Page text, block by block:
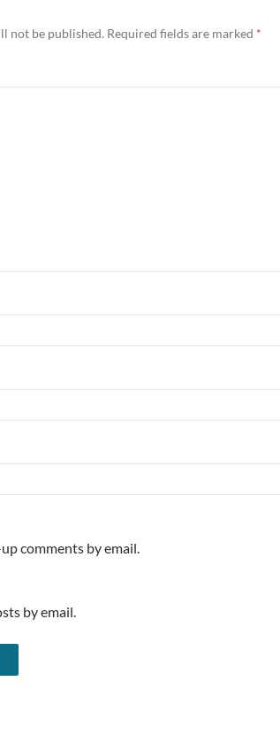
not be published. Required fields are marked *
comments by email.
by email.